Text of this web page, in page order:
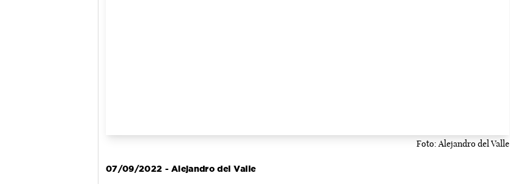
Foto: Alejandro del Valle
07/09/2022 - Alejandro del Valle